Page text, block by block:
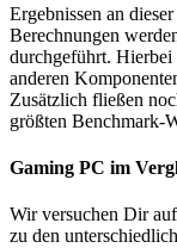
Ergebnissen an
Berechnungen
durchgeführt. Hierbei
anderen
Zusätzlich fließen
größten Benchmark-
Gaming PC im
Wir versuchen Dir
zu den